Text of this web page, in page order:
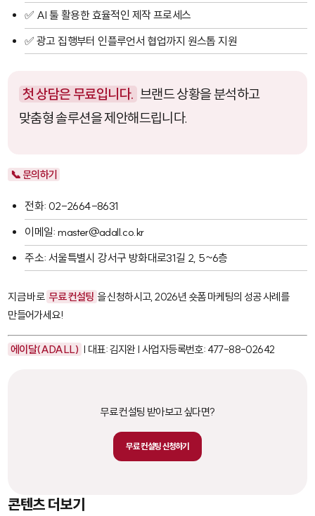
✅ AI 툴 활용한 효율적인 제작 프로세스
✅ 광고 집행부터 인플루언서 협업까지 원스톱 지원
첫 상담은 무료입니다. 브랜드 상황을 분석하고
맞춤형 솔루션을 제안해드립니다.
📞 문의하기
전화: 02-2664-8631
이메일: master@adall.co.kr
주소: 서울특별시 강서구 방화대로31길 2, 5~6층
지금 바로 무료 컨설팅 을 신청하시고, 2026년 숏폼 마케팅의 성공 사례를
만들어가세요!
에이달(ADALL) | 대표: 김지완 | 사업자등록번호: 477-88-02642
무료 컨설팅 받아보고 싶다면?
무료 컨설팅 신청하기
콘텐츠 더보기